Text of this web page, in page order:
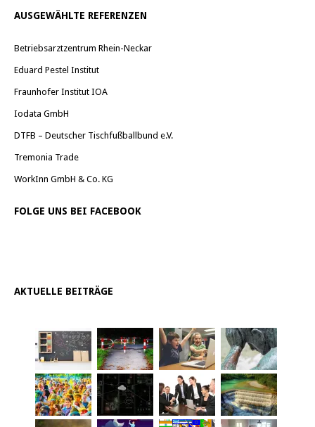
AUSGEWÄHLTE REFERENZEN
Betriebsarztzentrum Rhein-Neckar
Eduard Pestel Institut
Fraunhofer Institut IOA
Iodata GmbH
DTFB – Deutscher Tischfußballbund e.V.
Tremonia Trade
WorkInn GmbH & Co. KG
FOLGE UNS BEI FACEBOOK
AKTUELLE BEITRÄGE